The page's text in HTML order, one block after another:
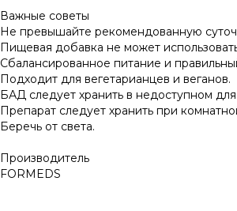
Важные советы
Не превышайте рекомендованную
Пищевая добавка не может
Сбалансированное питание и
Подходит для вегетарианцев и веганов.
БАД следует хранить в недоступном
Препарат следует хранить при
Беречь от света.
Производитель
FORMEDS